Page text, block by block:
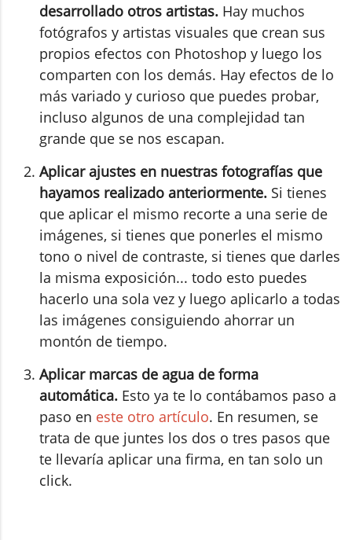
desarrollado otros artistas. Hay muchos
fotógrafos y artistas visuales que crean sus
propios efectos con Photoshop y luego los
comparten con los demás. Hay efectos de lo
más variado y curioso que puedes probar,
incluso algunos de una complejidad tan
grande que se nos escapan.
Aplicar ajustes en nuestras fotografías que
hayamos realizado anteriormente. Si tienes
que aplicar el mismo recorte a una serie de
imágenes, si tienes que ponerles el mismo
tono o nivel de contraste, si tienes que darles
la misma exposición... todo esto puedes
hacerlo una sola vez y luego aplicarlo a todas
las imágenes consiguiendo ahorrar un
montón de tiempo.
Aplicar marcas de agua de forma
automática. Esto ya te lo contábamos paso a
paso en este otro artículo. En resumen, se
trata de que juntes los dos o tres pasos que
te llevaría aplicar una firma, en tan solo un
click.